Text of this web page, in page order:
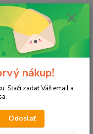
Menu
ks
za0 €
1"
nákup!
Stačí zadať Váš email a
Odoslať